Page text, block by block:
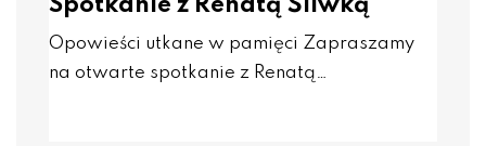
Spotkanie z Renatą Śliwką
Opowieści utkane w pamięci Zapraszamy
na otwarte spotkanie z Renatą…